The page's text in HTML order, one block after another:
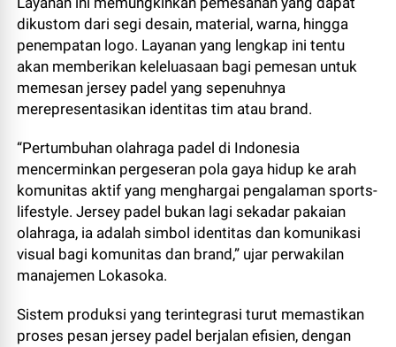
dikustom dari segi desain, material, warna, hingga
penempatan logo. Layanan yang lengkap ini tentu
akan memberikan keleluasaan bagi pemesan untuk
memesan jersey padel yang sepenuhnya
merepresentasikan identitas tim atau brand.
“Pertumbuhan olahraga padel di Indonesia
mencerminkan pergeseran pola gaya hidup ke arah
komunitas aktif yang menghargai pengalaman sports-
lifestyle. Jersey padel bukan lagi sekadar pakaian
olahraga, ia adalah simbol identitas dan komunikasi
visual bagi komunitas dan brand,” ujar perwakilan
manajemen Lokasoka.
Sistem produksi yang terintegrasi turut memastikan
proses pesan jersey padel berjalan efisien, dengan